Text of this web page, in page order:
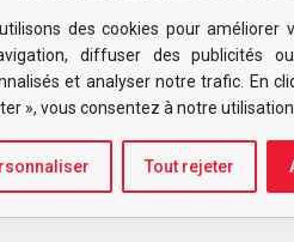
des cookies pour améliorer
diffuser des publicités
et analyser notre trafic. En
», vous consentez à notre utilisation
Tout rejeter
Politique de
et des cookies